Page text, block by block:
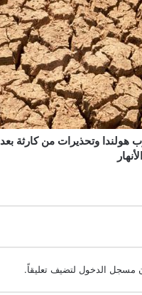
هولندا وتحذيرات من كارثة
مسجل الدخول لتضيف تعليقاً.